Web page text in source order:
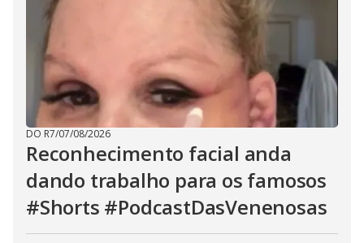
DO R7/07/08/2026
Reconhecimento facial anda
dando trabalho para os famosos
#Shorts #PodcastDasVenenosas